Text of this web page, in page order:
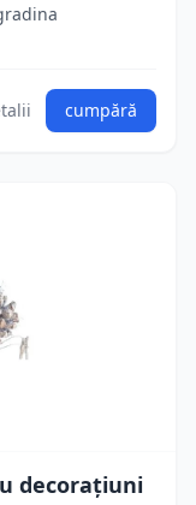
cumpără
decorațiuni